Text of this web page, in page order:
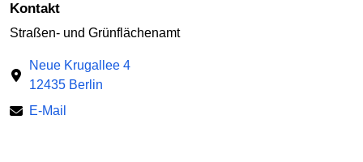
Kontakt
Straßen- und Grünflächenamt
Neue Krugallee 4
12435 Berlin
E-Mail